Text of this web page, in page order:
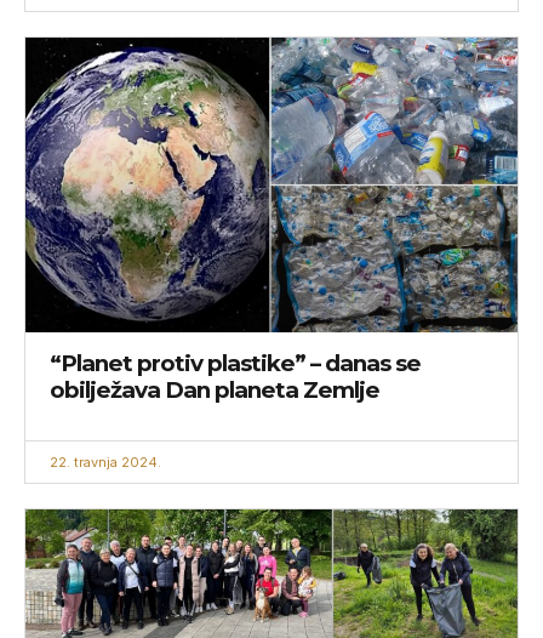
“Planet protiv plastike” – danas se
obilježava Dan planeta Zemlje
22. travnja 2024.